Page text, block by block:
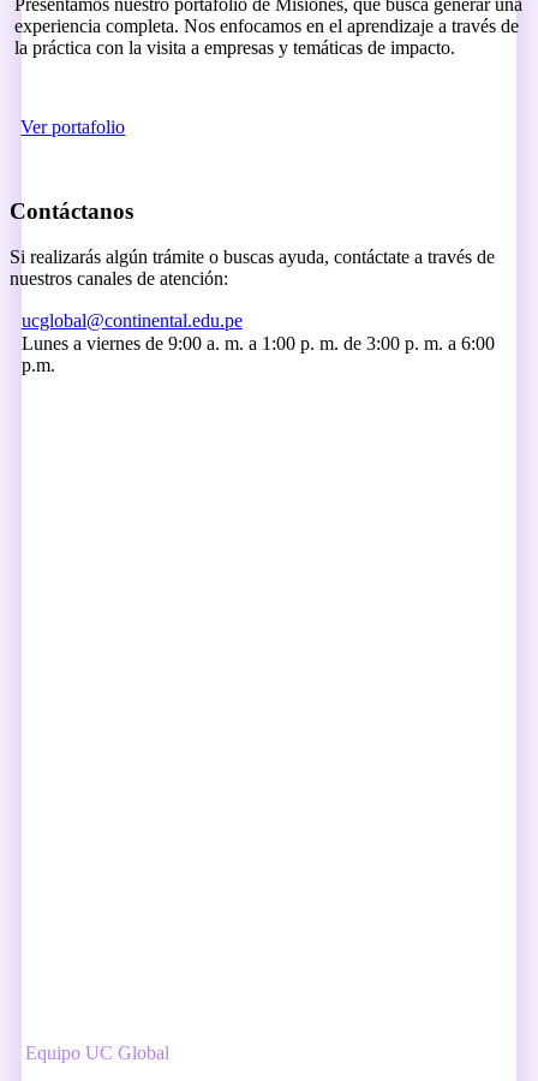
Presentamos nuestro portafolio de Misiones, que busca generar una
experiencia completa. Nos enfocamos en el aprendizaje a través de
la práctica con la visita a empresas y temáticas de impacto.
Ver portafolio
Contáctanos
Si realizarás algún trámite o buscas ayuda, contáctate a través de
nuestros canales de atención:
ucglobal@continental.edu.pe
Lunes a viernes de 9:00 a. m. a 1:00 p. m. de 3:00 p. m. a 6:00
p.m.
Equipo UC Global